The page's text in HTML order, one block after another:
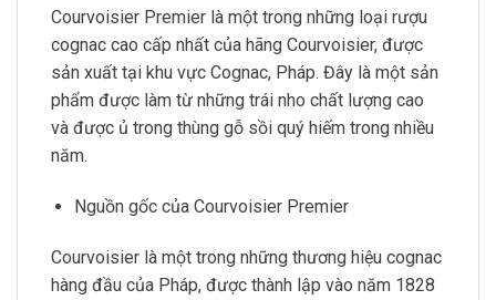
Courvoisier Premier là một trong những loại rượu
cognac cao cấp nhất của hãng Courvoisier, được
sản xuất tại khu vực Cognac, Pháp. Đây là một sản
phẩm được làm từ những trái nho chất lượng cao
và được ủ trong thùng gỗ sồi quý hiếm trong nhiều
năm.
Nguồn gốc của Courvoisier Premier
Courvoisier là một trong những thương hiệu cognac
hàng đầu của Pháp, được thành lập vào năm 1828